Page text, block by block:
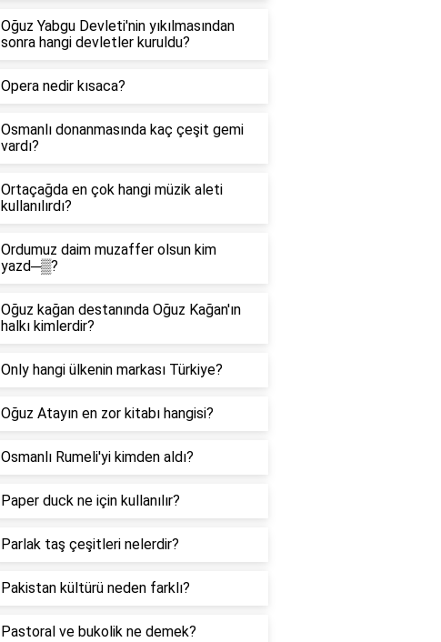
Oğuz Yabgu Devleti'nin yıkılmasından
sonra hangi devletler kuruldu?
Opera nedir kısaca?
Osmanlı donanmasında kaç çeşit gemi
vardı?
Ortaçağda en çok hangi müzik aleti
kullanılırdı?
Ordumuz daim muzaffer olsun kim
yazd─▒?
Oğuz kağan destanında Oğuz Kağan'ın
halkı kimlerdir?
Only hangi ülkenin markası Türkiye?
Oğuz Atayın en zor kitabı hangisi?
Osmanlı Rumeli'yi kimden aldı?
Paper duck ne için kullanılır?
Parlak taş çeşitleri nelerdir?
Pakistan kültürü neden farklı?
Pastoral ve bukolik ne demek?